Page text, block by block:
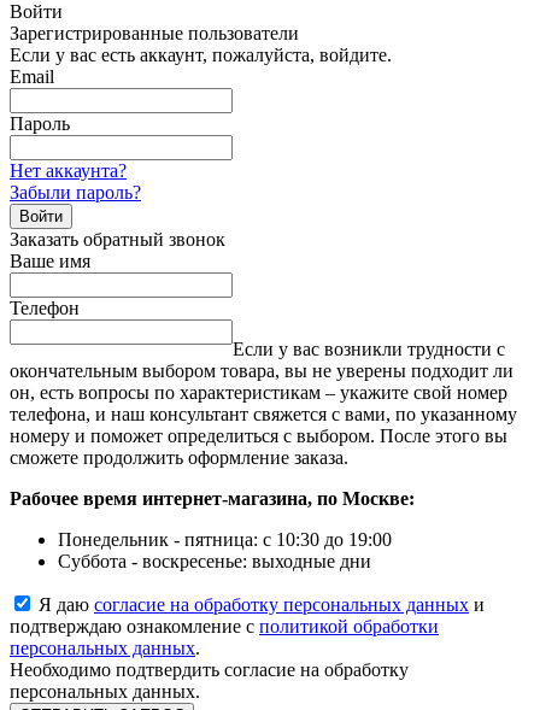
Войти
Зарегистрированные пользователи
Если у вас есть аккаунт, пожалуйста, войдите.
Email
Пароль
Нет аккаунта?
Забыли пароль?
Войти
Заказать обратный звонок
Ваше имя
Телефон
Если у вас возникли трудности с
окончательным выбором товара, вы не уверены подходит ли
он, есть вопросы по характеристикам – укажите свой номер
телефона, и наш консультант свяжется с вами, по указанному
номеру и поможет определиться с выбором. После этого вы
сможете продолжить оформление заказа.
Рабочее время интернет-магазина, по Москве:
Понедельник - пятница: с 10:30 до 19:00
Суббота - воскресенье: выходные дни
Я даю согласие на обработку персональных данных и
подтверждаю ознакомление с политикой обработки
персональных данных.
Необходимо подтвердить согласие на обработку
персональных данных.